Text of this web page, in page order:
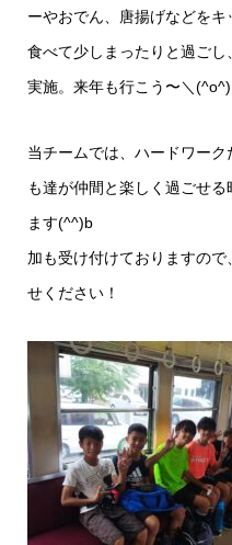
ーやおでん、唐揚げなどを
食べて少しまったりと過ご
実施。来年も行こう〜＼(^o^)
当チームでは、ハードワー
も達が仲間と楽しく過ごせ
ます(^^)b 合宿
加も受け付けておりますの
せください！